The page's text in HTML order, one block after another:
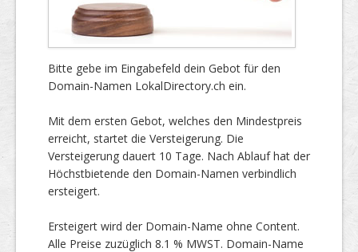
Bitte gebe im Eingabefeld dein Gebot für den
Domain-Namen LokalDirectory.ch ein.
Mit dem ersten Gebot, welches den Mindestpreis
erreicht, startet die Versteigerung. Die
Versteigerung dauert 10 Tage. Nach Ablauf hat der
Höchstbietende den Domain-Namen verbindlich
ersteigert.
Ersteigert wird der Domain-Name ohne Content.
Alle Preise zuzüglich 8.1 % MWST. Domain-Name